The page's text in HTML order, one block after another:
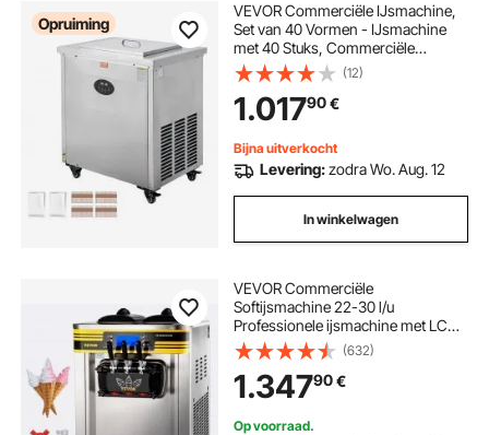
Opruiming
VEVOR Commerciële IJsmachine,
Set van 40 Vormen - IJsmachine
met 40 Stuks, Commerciële
IJslollymachine van Roestvrij Staal,
IJslollystokjesmaker voor Bars,
Cafés, Melktheewinkels
(12)
1.01790€
Bijna uitverkocht
Levering:zodra Wo. Aug. 12
In winkelwagen
VEVOR Commerciële
Softijsmachine 22-30 l/u
Professionele ijsmachine met LCD-
display, 3 smaken, roestvrijstalen
reservoir, tafelmodel voor catering
en commercieel gebruik
(632)
1.34790€
Op voorraad.